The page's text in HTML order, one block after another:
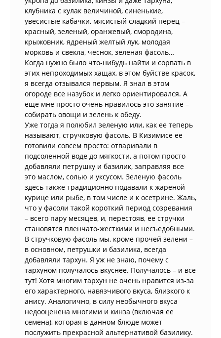
клубника с кулак величиной, синенькие,
увесистые кабачки, мясистый сладкий перец –
красный, зеленый, оранжевый, смородина,
крыжовник, ядреный желтый лук, молодая
морковь и свекла, чеснок, зеленая фасоль…
Когда нужно было что-нибудь найти и сорвать в
этих непроходимых хащах, в этом буйстве красок,
я всегда отзывался первым. Я знал в этом
огороде все назубок и легко ориентировался. А
еще мне просто очень нравилось это занятие –
собирать овощи и зелень к обеду.
Уже тогда я полюбил зеленую или, как ее теперь
называют, стручковую фасоль. В Кизимисе ее
готовили совсем просто: отваривали в
подсоленной воде до мягкости, а потом просто
добавляли петрушку и базилик, заправляя все
это маслом, солью и уксусом. Зеленую фасоль
здесь также традиционно подавали к жареной
курице или рыбе, в том числе и к осетрине. Жаль,
что у фасоли такой короткий период созревания
– всего пару месяцев, и, перестояв, ее стручки
становятся пленчато-жесткими и несъедобными.
В стручковую фасоль мы, кроме прочей зелени –
в основном, петрушки и базилика, всегда
добавляли тархун. Я уж не знаю, почему с
тархуном получалось вкуснее. Получалось – и все
тут! Хотя многим тархун не очень нравится из-за
его характерного, навязчивого вкуса, близкого к
анису. Аналогично, в силу необычного вкуса
недооценена многими и кинза (включая ее
семена), которая в данном блюде может
послужить прекрасной альтернативой базилику.